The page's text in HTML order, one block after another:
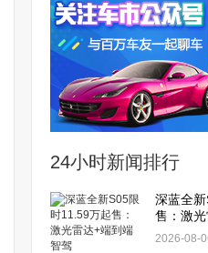
24小时新闻排行
深蓝全
售：激
2026-08-